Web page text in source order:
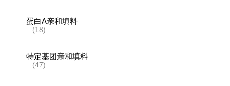
蛋白A亲和填料
(18)
特定基团亲和填料
(47)